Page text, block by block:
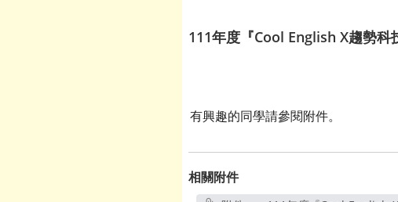
111年度『Cool English X趨勢科
有興趣的同學請參閱附件。
相關附件